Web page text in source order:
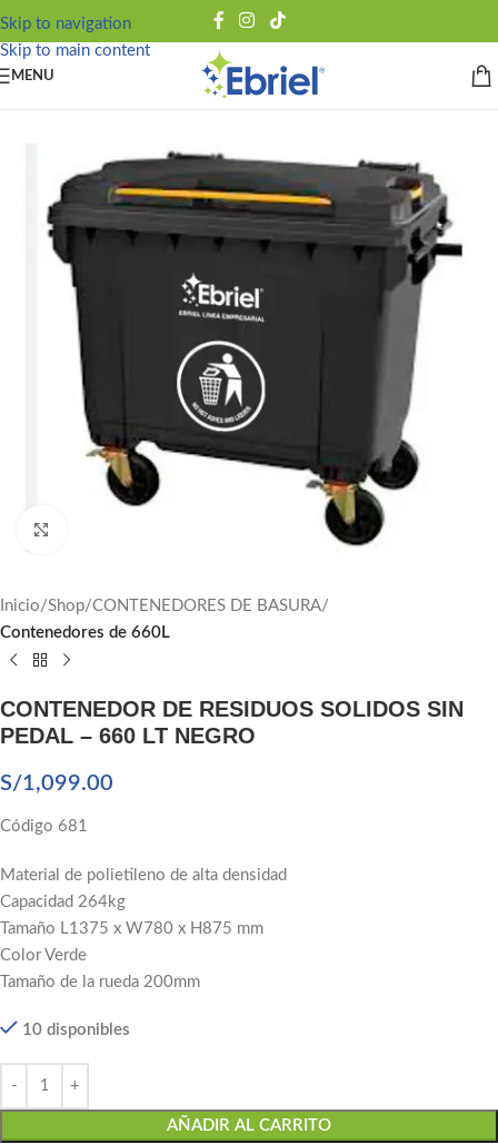
Skip to navigation
Skip to main content
MENU
Inicio Shop CONTENEDORES DE BASURA
Contenedores de 660L
CONTENEDOR DE RESIDUOS SOLIDOS SIN
PEDAL – 660 LT NEGRO
S/1,099.00
Código 681
Material de polietileno de alta densidad
Capacidad 264kg
Tamaño L1375 x W780 x H875 mm
Color Verde
Tamaño de la rueda 200mm
10 disponibles
AÑADIR AL CARRITO